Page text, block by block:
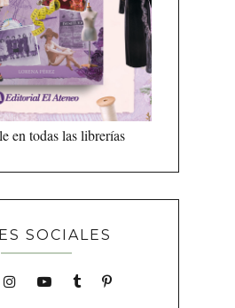
en todas las librerías
SOCIALES